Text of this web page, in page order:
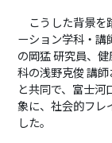
こうした背景を
ーション学科・講
の岡猛 研究員、
科の浅野克俊 講
と共同で、富士
象に、社会的フレ
した。